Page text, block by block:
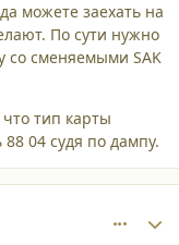
можете заехать на
По сути нужно
со сменяемыми SAK
что тип карты
04 судя по дампу.